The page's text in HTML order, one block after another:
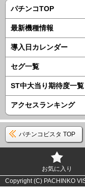
パチンコTOP
最新機種情報
導入日カレンダー
セグ一覧
ST中大当り期待度一覧
アクセスランキング
パチンコビスタ TOP
お気に入り
Copyright (C) PACHINKO